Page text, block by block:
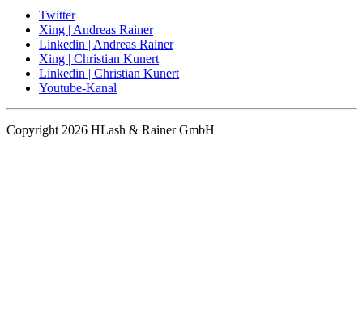
Twitter
Xing | Andreas Rainer
Linkedin | Andreas Rainer
Xing | Christian Kunert
Linkedin | Christian Kunert
Youtube-Kanal
Copyright 2026 HLash & Rainer GmbH